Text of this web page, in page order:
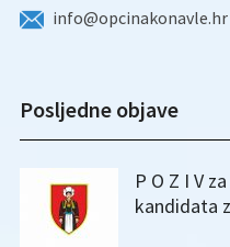
info@opcinakonavle.hr
Posljedne objave
P O Z I V
kandidata